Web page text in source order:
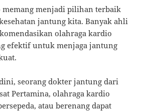
memang menjadi pilihan terbaik
jantung kita. Banyak ahli
olahraga kardio
efektif untuk menjaga jantung
seorang dokter jantung dari
Pertamina, olahraga kardio
atau berenang dapat